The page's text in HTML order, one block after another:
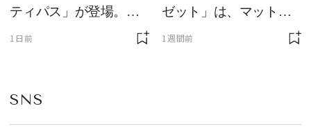
ティパス」が登場。ミ
ニサイズもラインナッ
1日前
ゼット」は、マットな
1週間前
SNS